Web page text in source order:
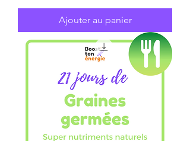
Ajouter au panier